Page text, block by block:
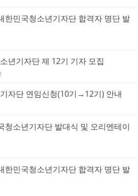
한민국청소년기자단 합격자 명단 발
년기자단 제 12기 기자 모집
자단 연임신청(10기→12기) 안내
청소년기자단 발대식 및 오리엔테이
한민국청소년기자단 합격자 명단 발